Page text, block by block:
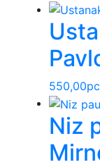
550,00
Niz